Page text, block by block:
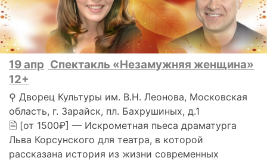
19 апр Спектакль «Незамужняя женщина»
12+
⚲ Дворец Культуры им. В.Н. Леонова, Московская
область, г. Зарайск, пл. Бахрушиных, д.1
🗎 [от 1500₽] — Искрометная пьеса драматурга
Льва Корсунского для театра, в которой
рассказана история из жизни современных